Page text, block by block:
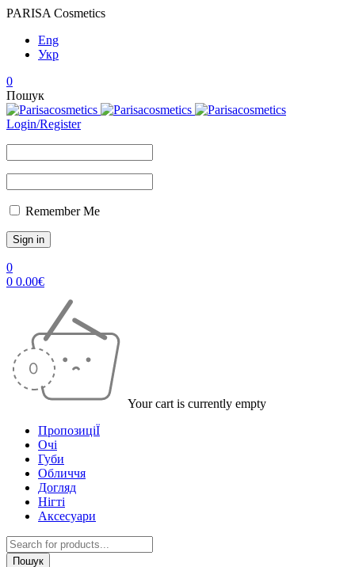
PARISA Cosmetics
Eng
Укр
0
Пошук
Login/Register
Remember Me
0
0 0.00€
Your cart is currently empty
ПропозиціЇ
Очі
Губи
Обличчя
Догляд
Нігті
Аксесуари